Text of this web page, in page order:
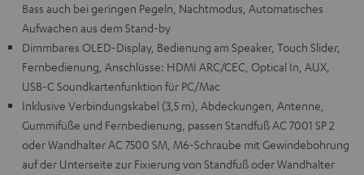
Bass auch bei geringen Pegeln, Nachtmodus, Automatisches
Aufwachen aus dem Stand-by
Dimmbares OLED-Display, Bedienung am Speaker, Touch Slider,
Fernbedienung, Anschlüsse: HDMI ARC/CEC, Optical In, AUX,
USB-C Soundkartenfunktion für PC/Mac
Inklusive Verbindungskabel (3,5 m), Abdeckungen, Antenne,
Gummifüße und Fernbedienung, passen Standfuß AC 7001 SP 2
oder Wandhalter AC 7500 SM, M6-Schraube mit Gewindebohrung
auf der Unterseite zur Fixierung von Standfuß oder Wandhalter